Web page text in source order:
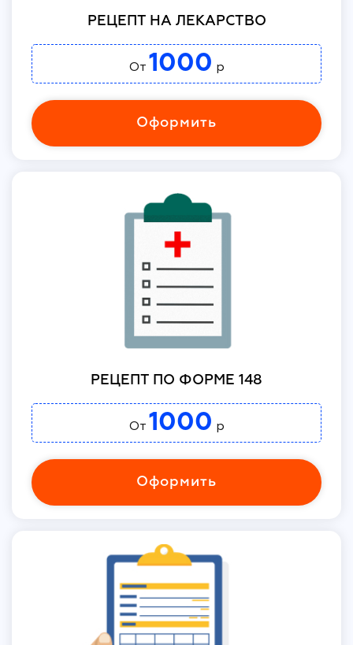
РЕЦЕПТ НА ЛЕКАРСТВО
От 1000 р
Оформить
РЕЦЕПТ ПО ФОРМЕ 148
От 1000 р
Оформить